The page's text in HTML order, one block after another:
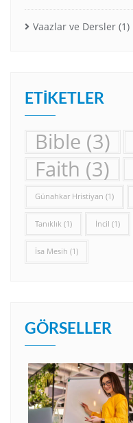
Vaazlar ve Dersler (1)
ETIKETLER
Bible (3)
Faith (3)
Günahkar Hristiyan (1)
Tanıklık (1) İncil (1)
İsa Mesih (1)
GÖRSELLER